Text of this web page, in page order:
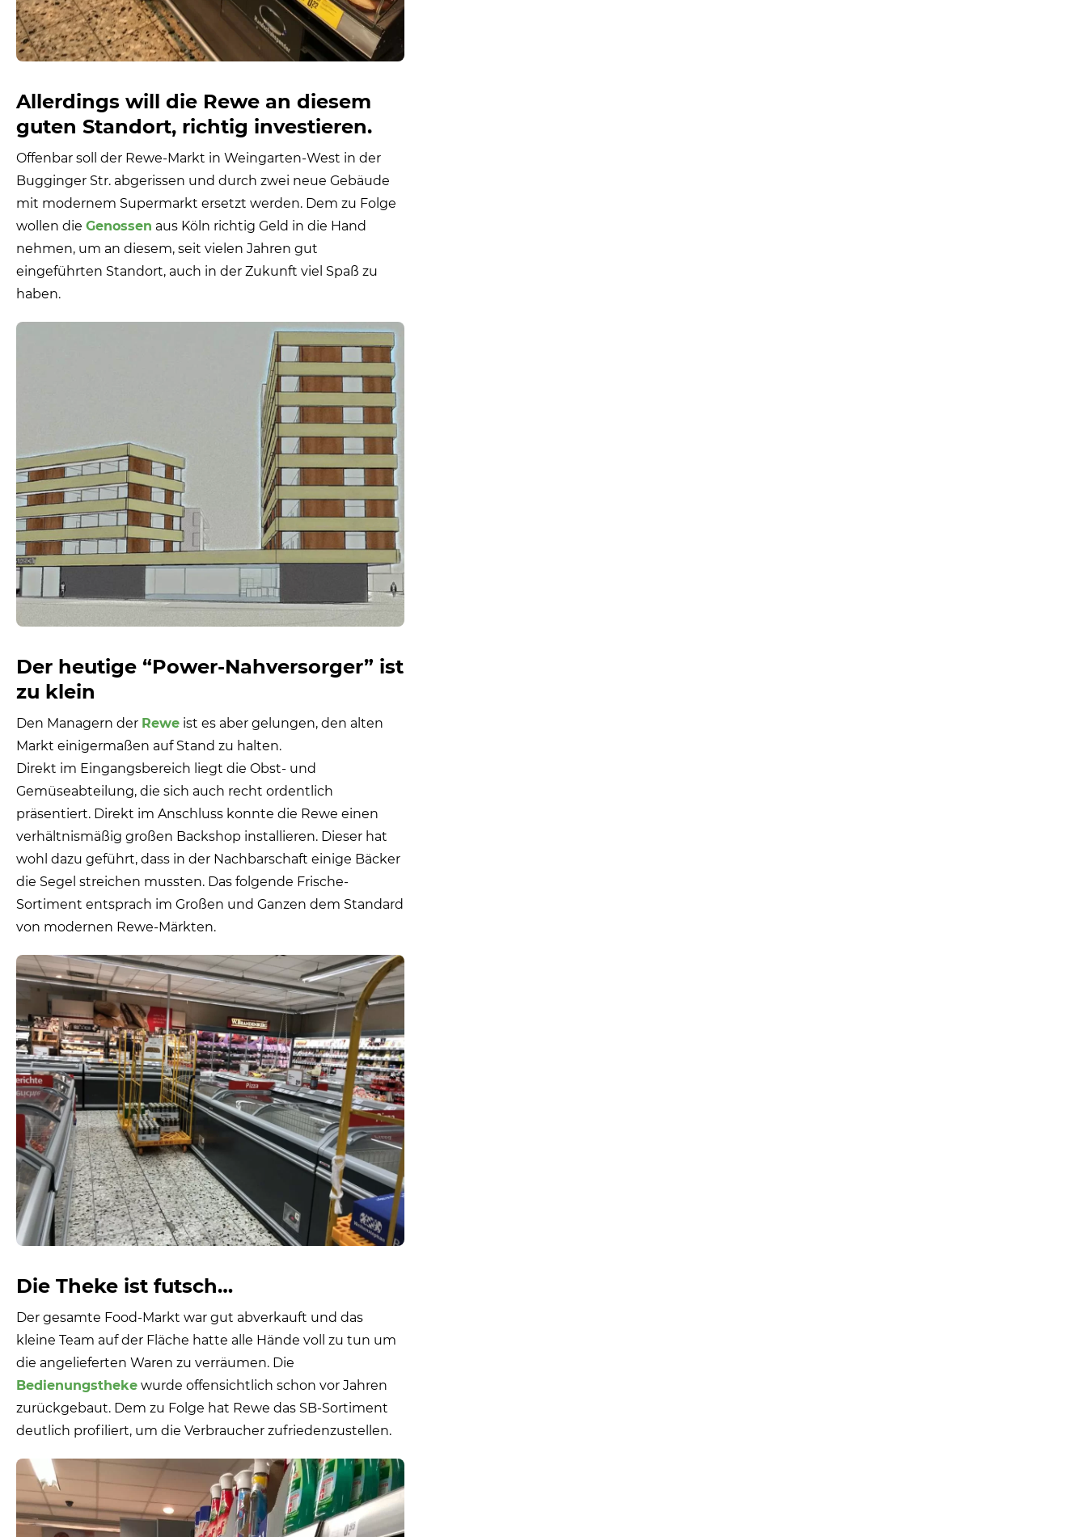
Allerdings will die Rewe an diesem
guten Standort, richtig investieren.
Offenbar soll der Rewe-Markt in Weingarten-West in der
Bugginger Str. abgerissen und durch zwei neue Gebäude
mit modernem Supermarkt ersetzt werden. Dem zu Folge
wollen die Genossen aus Köln richtig Geld in die Hand
nehmen, um an diesem, seit vielen Jahren gut
eingeführten Standort, auch in der Zukunft viel Spaß zu
haben.
Der heutige “Power-Nahversorger” ist
zu klein
Den Managern der Rewe ist es aber gelungen, den alten
Markt einigermaßen auf Stand zu halten.
Direkt im Eingangsbereich liegt die Obst- und
Gemüseabteilung, die sich auch recht ordentlich
präsentiert. Direkt im Anschluss konnte die Rewe einen
verhältnismäßig großen Backshop installieren. Dieser hat
wohl dazu geführt, dass in der Nachbarschaft einige Bäcker
die Segel streichen mussten. Das folgende Frische-
Sortiment entsprach im Großen und Ganzen dem Standard
von modernen Rewe-Märkten.
Die Theke ist futsch…
Der gesamte Food-Markt war gut abverkauft und das
kleine Team auf der Fläche hatte alle Hände voll zu tun um
die angelieferten Waren zu verräumen. Die
Bedienungstheke wurde offensichtlich schon vor Jahren
zurückgebaut. Dem zu Folge hat Rewe das SB-Sortiment
deutlich profiliert, um die Verbraucher zufriedenzustellen.